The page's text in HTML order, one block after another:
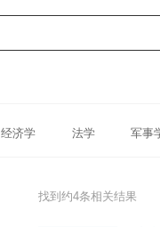
经济学 法学 军事
找到约4条相关结果